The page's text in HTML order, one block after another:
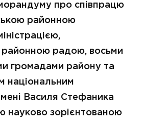
про співпрацю
районною
районною радою, восьми
громадами району та
національним
Василя Стефаника
науково зорієнтованою